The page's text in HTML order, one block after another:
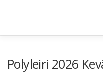
Polyleiri 2026